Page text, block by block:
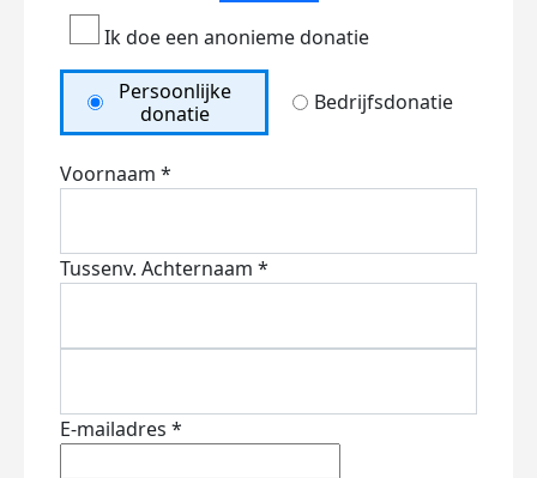
Ik doe een anonieme donatie
Persoonlijke
donatie
Bedrijfsdonatie
Voornaam *
Tussenv. Achternaam *
E-mailadres *